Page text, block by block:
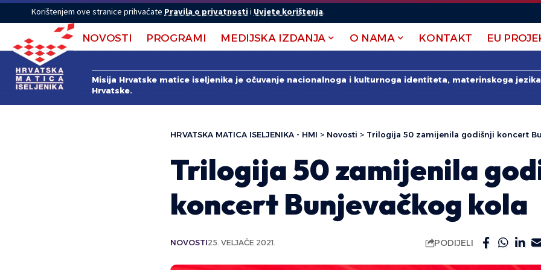
Korištenjem ove stranice prihvaćate Pravila o privatnostii Uvjete korištenja.
NOVOSTI PROGRAMI MEDIJSKA IZDANJA O NAMA KONTAKT EU
Misija Hrvatske matice iseljenika je očuvanje nacionalnoga i kulturnoga identiteta, materinskoga
Hrvatske.
HRVATSKA MATICA ISELJENIKA - HMI > Novosti > Trilogija 50 zamijenila godišnji koncert
Trilogija 50 zamijenila
koncert Bunjevačkog kola
NOVOSTI25. VELJAČE 2021. PODIJELI